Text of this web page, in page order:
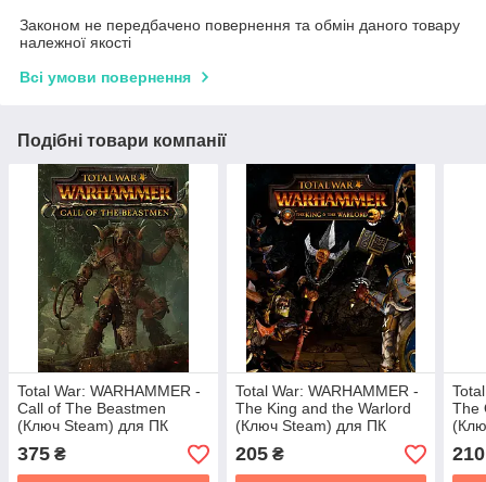
Законом не передбачено повернення та обмін даного товару
належної якості
Всі умови повернення
Подібні товари компанії
Total War: WARHAMMER -
Call of The Beastmen
(Ключ Steam) для ПК
375 ₴
Total War: WARHAMMER -
The King and the Warlord
(Ключ Steam) для ПК
205₴
The
210